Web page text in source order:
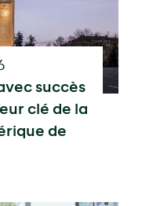
succès
clé de la
de